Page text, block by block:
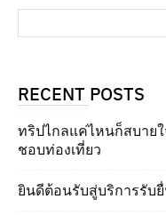
RECENT POSTS
ทริปไกลแค่ไหนก็สบาย
ชอบท่องเที่ยว
ยินดีต้อนรับสู่บริการรับ